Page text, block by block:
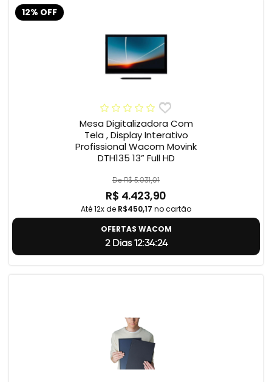
12% OFF
Mesa Digitalizadora Com
Tela , Display Interativo
Profissional Wacom Movink
DTH135 13” Full HD
De R$ 5.031,01
R$ 4.423,90
Até 12x de R$450,17 no cartão
OFERTAS WACOM
2 Dias 12:34:23